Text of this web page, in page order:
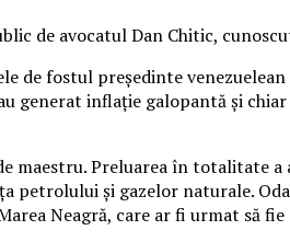
de avocatul Dan Chitic,
de fostul preşedinte venezuelean
generat inflaţie galopantă şi
maestru. Preluarea în totalitate
petrolului şi gazelor naturale.
Neagră, care ar fi urmat să